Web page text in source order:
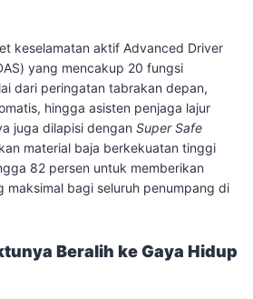
keselamatan aktif Advanced Driver
yang mencakup 20 fungsi
dari peringatan tabrakan depan,
hingga asisten penjaga lajur
juga dilapisi dengan Super Safe
material baja berkekuatan tinggi
82 persen untuk memberikan
maksimal bagi seluruh penumpang di
Beralih ke Gaya Hidup